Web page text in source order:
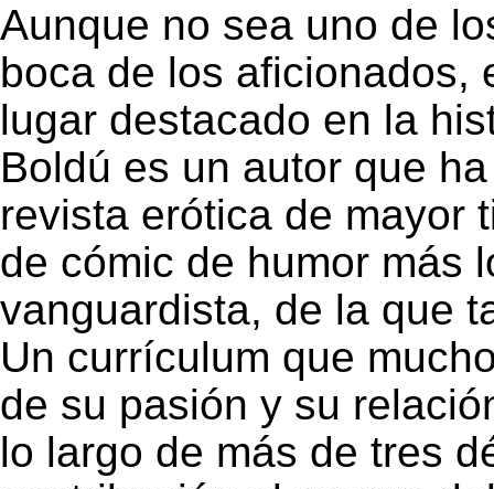
Aunque no sea uno de
boca de los aficionados,
lugar destacado en la
Boldú es un autor que
revista erótica de mayor
de cómic de humor más
vanguardista, de la que
Un currículum que
de su pasión y su
lo largo de más de tres